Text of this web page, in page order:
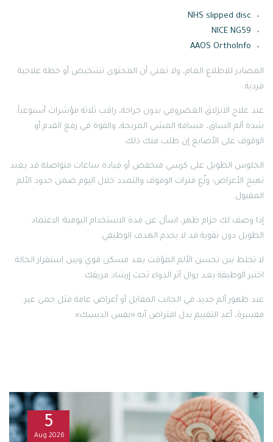
NHS slipped disc
NICE NG59
AAOS OrthoInfo
المصادر للاطلاع العام، ولا تعني أن المحتوى تشخيص أو خطة علاجية
فردية.
عند علاج الانزلاق الغضروفي بدون جراحة، راقب ثلاثة مؤشرات أسبوعياً:
شدة ألم الساق، مسافة المشي المريحة، والقوة في رفع القدم أو
الوقوف على الأصابع إن طلب منك ذلك.
الجلوس الطويل على كرسي منخفض أو قيادة ساعات متواصلة قد يعيد
تهيج الأعراض؛ وزّع فترات الوقوف والتمدد خلال اليوم ضمن حدود الألم
المقبول.
إذا وصف لك حزام ظهر، اسأل عن مدة الاستخدام اليومية؛ الاعتماد
الطويل دون تقوية قد لا يخدم الهدف الوظيفي.
لا تخلط بين تحسن الألم المؤقت بعد مسكن قوي وبين استقرار الحالة.
اختبر الوظيفة بعد زوال أثر الدواء تحت إرشاد فريقك.
عند ظهور ألم جديد في الجانب المقابل أو أعراض عامة مثل حمى غير
مفسرة، أعد التقييم بدل افتراض أنه «نفس الديسك».
5
Aug 2026